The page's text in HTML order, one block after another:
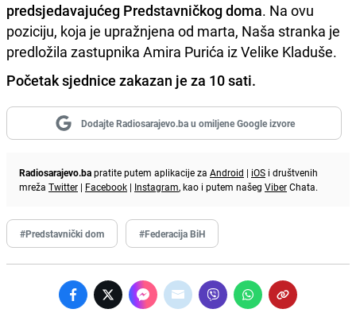
predsjedavajućeg Predstavničkog doma. Na ovu
poziciju, koja je upražnjena od marta, Naša stranka je
predložila zastupnika Amira Purića iz Velike Kladuše.
Početak sjednice zakazan je za 10 sati.
Dodajte Radiosarajevo.ba u omiljene Google izvore
Radiosarajevo.bapratite putem aplikacije za Android | iOS i društvenih
mreža Twitter | Facebook | Instagram, kao i putem našeg ViberChata.
#Predstavnički dom #Federacija BiH